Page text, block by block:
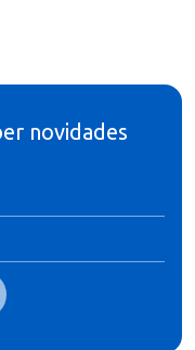
novidades